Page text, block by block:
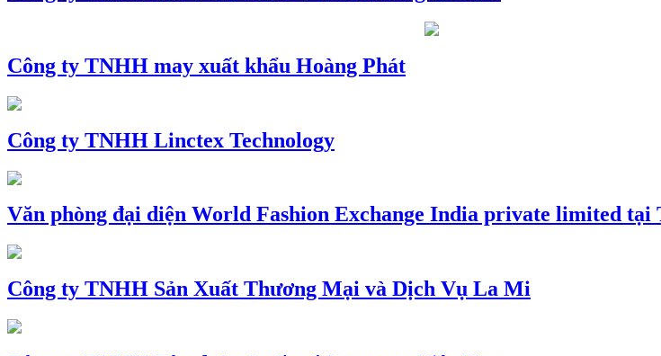
Công ty TNHH may xuất khẩu Hoàng Phát
Công ty TNHH Linctex Technology
Văn phòng đại diện World Fashion Exchange India private limited
Công ty TNHH Sản Xuất Thương Mại và Dịch Vụ La Mi